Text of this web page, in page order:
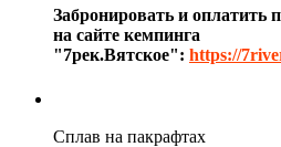
Забронировать и оплатить
на сайте кемпинга
"7рек.Вятское": https://
Сплав на пакрафтах